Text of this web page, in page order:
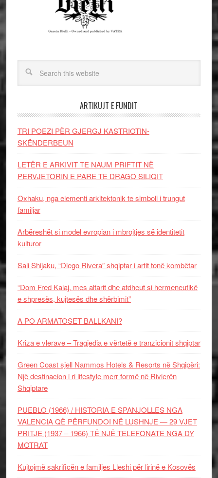
ARTIKUJT E FUNDIT
TRI POEZI PËR GJERGJ KASTRIOTIN-
SKËNDERBEUN
LETËR E ARKIVIT TE NAUM PRIFTIT NË
PERVJETORIN E PARE TE DRAGO SILIQIT
Oxhaku, nga elementi arkitektonik te simboli i trungut
familjar
Arbëreshët si model evropian i mbrojtjes së identitetit
kulturor
Sali Shijaku, “Diego Rivera” shqiptar i artit tonë kombëtar
“Dom Fred Kalaj, mes altarit dhe atdheut si hermeneutikë
e shpresës, kujtesës dhe shërbimit”
A PO ARMATOSET BALLKANI?
Kriza e vlerave – Tragjedia e vërtetë e tranzicionit shqiptar
Green Coast sjell Nammos Hotels & Resorts në Shqipëri:
Një destinacion i ri lifestyle merr formë në Rivierën
Shqiptare
PUEBLO (1966) / HISTORIA E SPANJOLLES NGA
VALENCIA QË PËRFUNDOI NË LUSHNJE — 29 VJET
PRITJE (1937 – 1966) TË NJË TELEFONATE NGA DY
MOTRAT
Kujtojmë sakrificën e familjes Lleshi për lirinë e Kosovës